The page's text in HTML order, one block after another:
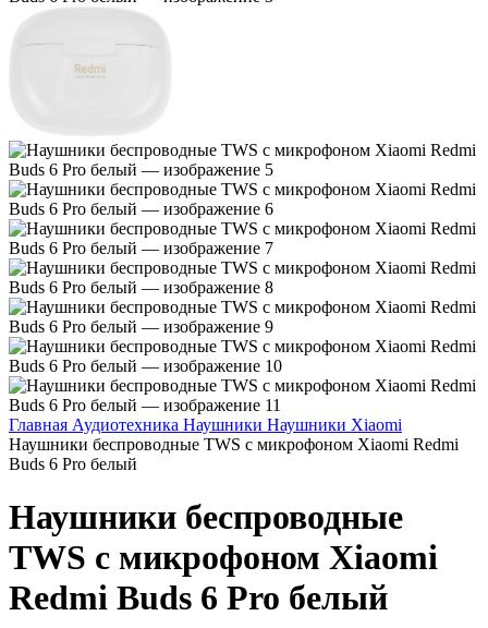
Главная Аудиотехника Наушники Наушники Xiaomi
Наушники беспроводные TWS с микрофоном Xiaomi Redmi
Buds 6 Pro белый
Наушники беспроводные
TWS с микрофоном Xiaomi
Redmi Buds 6 Pro белый